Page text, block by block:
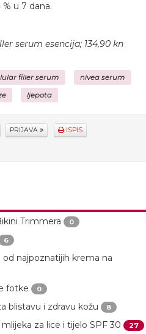
u 7 dana.
serum esencija; 134,90 kn
filler serum nivea serum
ljepota
PRIJAVA ISPIS
Trimmera
0
6
najpoznatijih krema na
fotke 0
blistavu i zdravu kožu 8
za lice i tijelo SPF 30 27